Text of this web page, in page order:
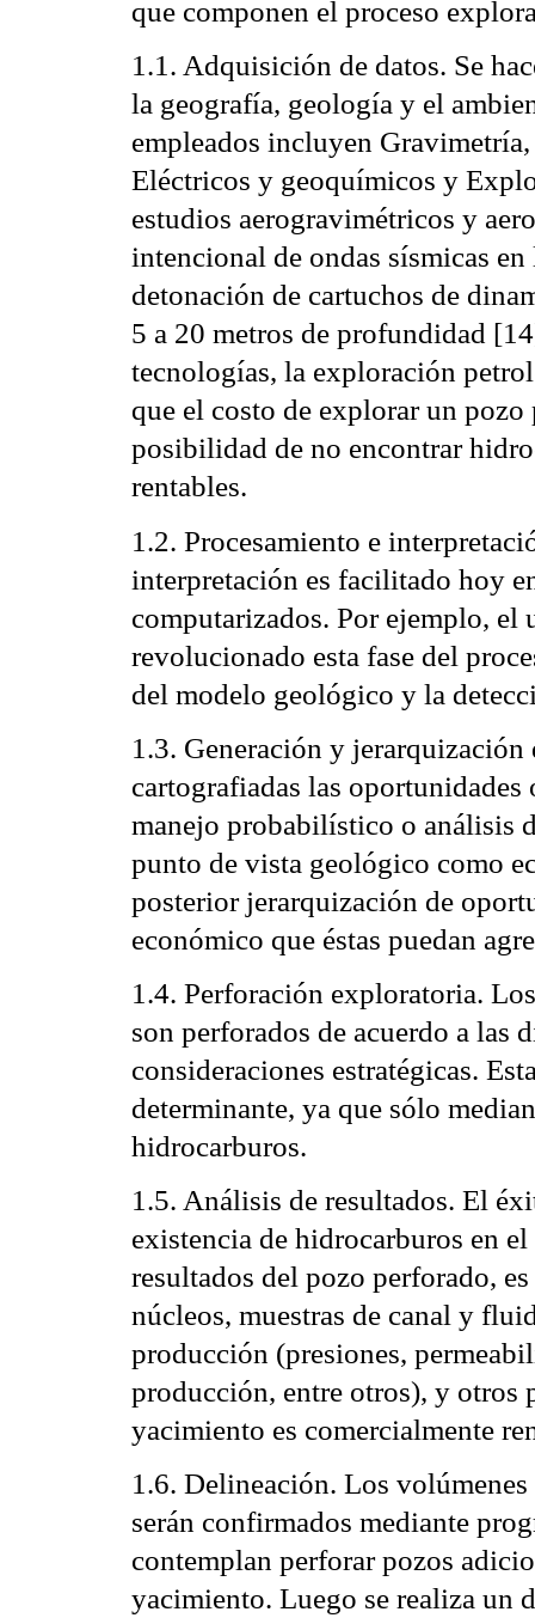
que componen el proceso
1.1. Adquisición de datos. Se
la geografía, geología y el
empleados incluyen
Eléctricos y geoquímicos y
estudios aerogravimétricos y
intencional de ondas sísmicas
detonación de cartuchos de
5 a 20 metros de profundidad
tecnologías, la exploración
que el costo de explorar un
posibilidad de no encontrar
rentables.
1.2. Procesamiento e
interpretación es facilitado hoy
computarizados. Por ejemplo, el
revolucionado esta fase del
del modelo geológico y la
1.3. Generación y
cartografiadas las oportunidades
manejo probabilístico o análisis
punto de vista geológico como
posterior jerarquización de
económico que éstas puedan
1.4. Perforación exploratoria.
son perforados de acuerdo a las
consideraciones estratégicas.
determinante, ya que sólo
hidrocarburos.
1.5. Análisis de resultados. El
existencia de hidrocarburos en
resultados del pozo perforado,
núcleos, muestras de canal y
producción (presiones,
producción, entre otros), y otros
yacimiento es comercialmente
1.6. Delineación. Los
serán confirmados mediante
contemplan perforar pozos
yacimiento. Luego se realiza un